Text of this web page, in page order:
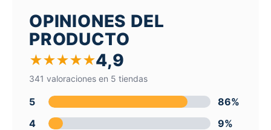
OPINIONES DEL
PRODUCTO
★★★★★4,9
341 valoraciones en 5 tiendas
5
86%
4
9%